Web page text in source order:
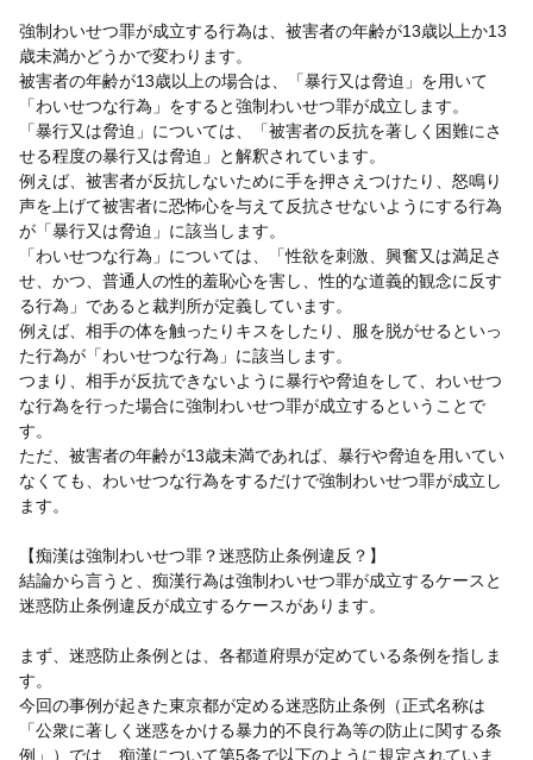
強制わいせつ罪が成立する行為は、被害者の年齢が13歳以上か13
歳未満かどうかで変わります。
被害者の年齢が13歳以上の場合は、「暴行又は脅迫」を用いて
「わいせつな行為」をすると強制わいせつ罪が成立します。
「暴行又は脅迫」については、「被害者の反抗を著しく困難にさ
せる程度の暴行又は脅迫」と解釈されています。
例えば、被害者が反抗しないために手を押さえつけたり、怒鳴り
声を上げて被害者に恐怖心を与えて反抗させないようにする行為
が「暴行又は脅迫」に該当します。
「わいせつな行為」については、「性欲を刺激、興奮又は満足さ
せ、かつ、普通人の性的羞恥心を害し、性的な道義的観念に反す
る行為」であると裁判所が定義しています。
例えば、相手の体を触ったりキスをしたり、服を脱がせるといっ
た行為が「わいせつな行為」に該当します。
つまり、相手が反抗できないように暴行や脅迫をして、わいせつ
な行為を行った場合に強制わいせつ罪が成立するということで
す。
ただ、被害者の年齢が13歳未満であれば、暴行や脅迫を用いてい
なくても、わいせつな行為をするだけで強制わいせつ罪が成立し
ます。
【痴漢は強制わいせつ罪？迷惑防止条例違反？】
結論から言うと、痴漢行為は強制わいせつ罪が成立するケースと
迷惑防止条例違反が成立するケースがあります。
まず、迷惑防止条例とは、各都道府県が定めている条例を指しま
す。
今回の事例が起きた東京都が定める迷惑防止条例（正式名称は
「公衆に著しく迷惑をかける暴力的不良行為等の防止に関する条
例」）では、痴漢について第5条で以下のように規定されていま